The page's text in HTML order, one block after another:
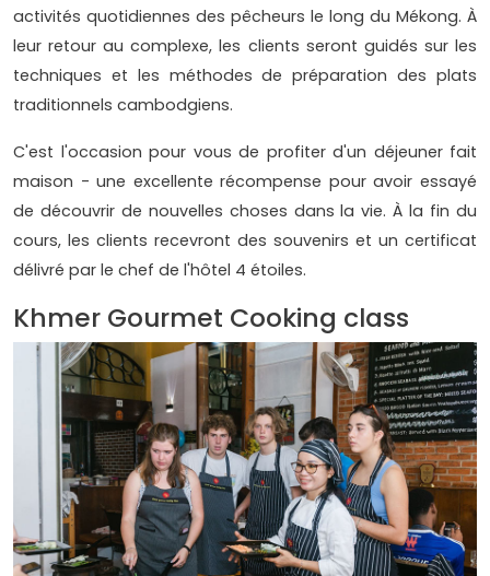
activités quotidiennes des pêcheurs le long du Mékong. À
leur retour au complexe, les clients seront guidés sur les
techniques et les méthodes de préparation des plats
traditionnels cambodgiens.
C'est l'occasion pour vous de profiter d'un déjeuner fait
maison - une excellente récompense pour avoir essayé
de découvrir de nouvelles choses dans la vie. À la fin du
cours, les clients recevront des souvenirs et un certificat
délivré par le chef de l'hôtel 4 étoiles.
Khmer Gourmet Cooking class